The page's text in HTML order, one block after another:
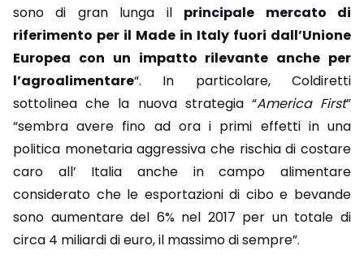
sono di gran lunga il principale mercato di
riferimento per il Made in Italy fuori dall’Unione
Europea con un impatto rilevante anche per
l’agroalimentare“. In particolare, Coldiretti
sottolinea che la nuova strategia “America First”
“sembra avere fino ad ora i primi effetti in una
politica monetaria aggressiva che rischia di costare
caro all’ Italia anche in campo alimentare
considerato che le esportazioni di cibo e bevande
sono aumentare del 6% nel 2017 per un totale di
circa 4 miliardi di euro, il massimo di sempre”.